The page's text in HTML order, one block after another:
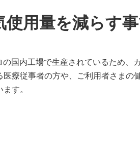
用量を減らす事
国内工場で生産されているため
療従事者の方や、ご利用者さま
す。